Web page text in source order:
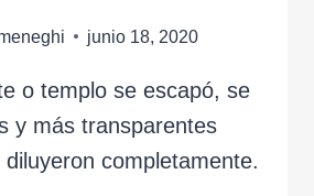
junio 18, 2020
o templo se escapó, se
y más transparentes
completamente.